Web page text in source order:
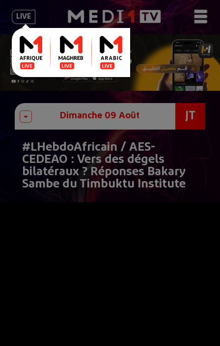
LIVE
JT
#LHebdoAfricain / AES-
CEDEAO : Vers des dégels
bilatéraux ? Réponses Bakary
Sambe du Timbuktu Institute